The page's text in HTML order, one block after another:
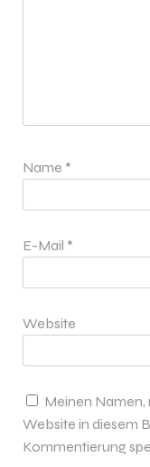
Name *
E-Mail *
Website
Meinen Namen,
Website in diesem
Kommentierung